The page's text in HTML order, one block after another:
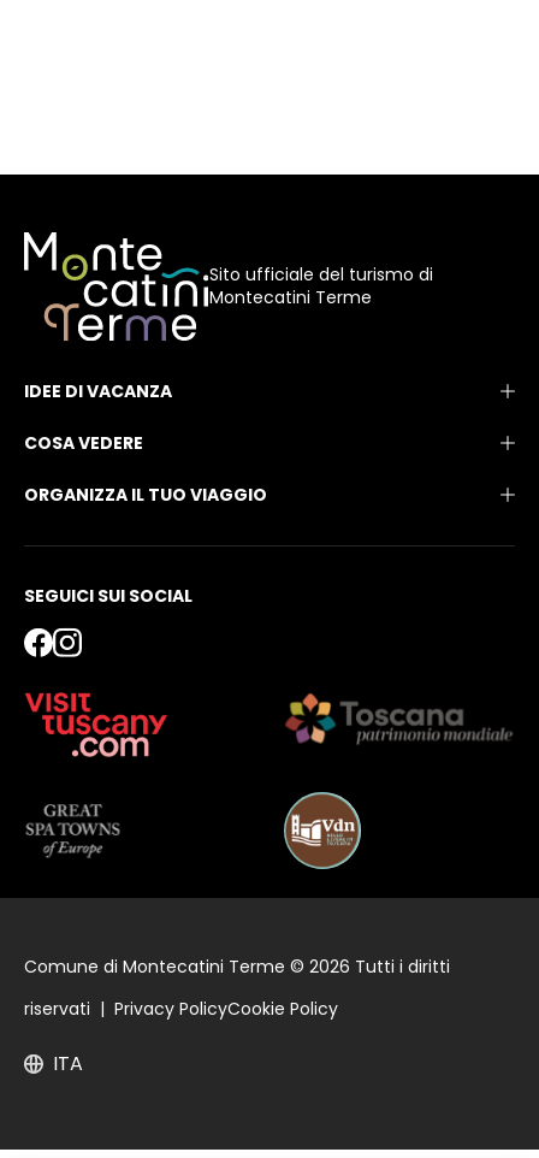
Sito ufficiale del turismo di
Montecatini Terme
IDEE DI VACANZA
COSA VEDERE
ORGANIZZA IL TUO VIAGGIO
SEGUICI SUI SOCIAL
Comune di Montecatini Terme © 2026 Tutti i diritti
riservati | Privacy PolicyCookie Policy
ITA